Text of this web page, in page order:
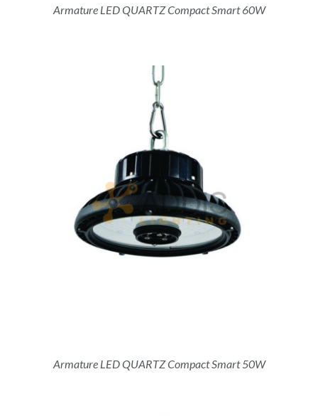
Armature LED QUARTZ Compact Smart 60W
Armature LED QUARTZ Compact Smart 50W